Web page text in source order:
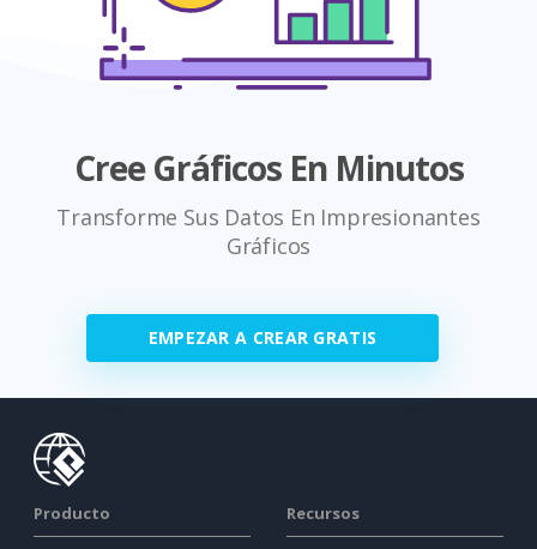
Cree Gráficos En Minutos
Transforme Sus Datos En Impresionantes
Gráficos
EMPEZAR A CREAR GRATIS
Producto Recursos